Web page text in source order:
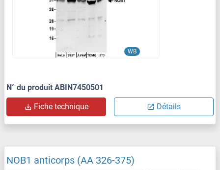
WB
N° du produit ABIN7450501
Fiche technique Détails
NOB1 anticorps (AA 326-375)